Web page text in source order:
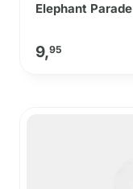
Elephant
9,95